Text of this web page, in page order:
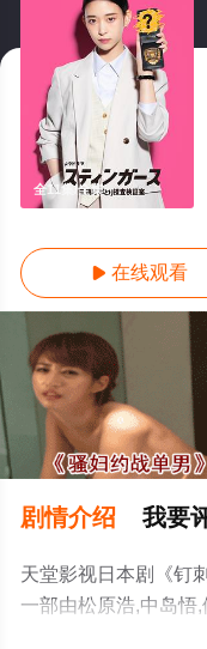
全11集/全集
 在线观看
剧情介绍 我要
天堂影视日本剧《钉
一部由松原浩,中岛悟
星,本乡奏多,玉山铁